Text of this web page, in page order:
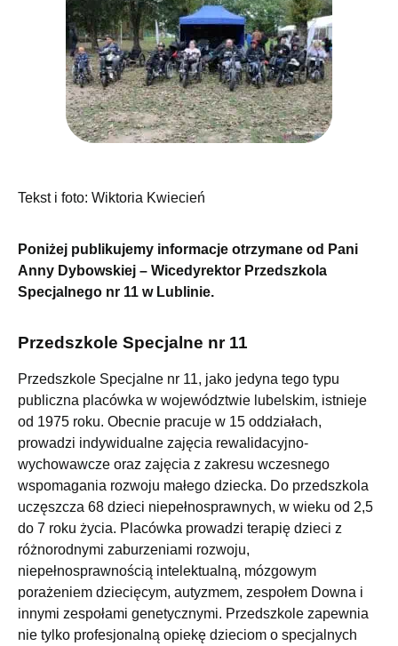
Tekst i foto: Wiktoria Kwiecień
Poniżej publikujemy informacje otrzymane od Pani
Anny Dybowskiej – Wicedyrektor Przedszkola
Specjalnego nr 11 w Lublinie.
Przedszkole Specjalne nr 11
Przedszkole Specjalne nr 11, jako jedyna tego typu
publiczna placówka w województwie lubelskim, istnieje
od 1975 roku. Obecnie pracuje w 15 oddziałach,
prowadzi indywidualne zajęcia rewalidacyjno-
wychowawcze oraz zajęcia z zakresu wczesnego
wspomagania rozwoju małego dziecka. Do przedszkola
uczęszcza 68 dzieci niepełnosprawnych, w wieku od 2,5
do 7 roku życia. Placówka prowadzi terapię dzieci z
różnorodnymi zaburzeniami rozwoju,
niepełnosprawnością intelektualną, mózgowym
porażeniem dziecięcym, autyzmem, zespołem Downa i
innymi zespołami genetycznymi. Przedszkole zapewnia
nie tylko profesjonalną opiekę dzieciom o specjalnych